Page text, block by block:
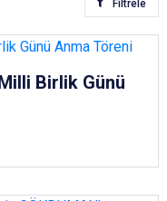
Filtrele
Birlik Günü